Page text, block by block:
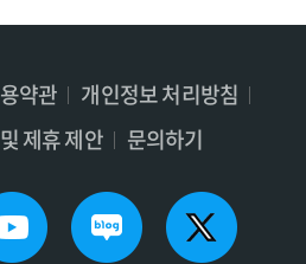
약관
개인정보 처리방침
제휴 제안
문의하기